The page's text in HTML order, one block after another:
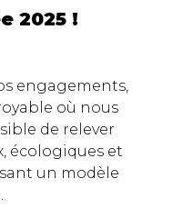
2025 !
engagements,
où nous
de relever
écologiques et
un modèle